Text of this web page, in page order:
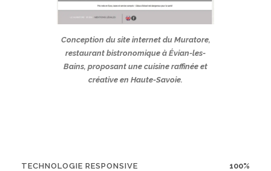
Conception du site internet du Muratore,
restaurant bistronomique à Évian-les-
Bains, proposant une cuisine raffinée et
créative en Haute-Savoie.
TECHNOLOGIE RESPONSIVE 100%